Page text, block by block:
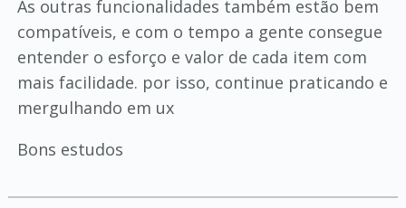
As outras funcionalidades também estão bem
compatíveis, e com o tempo a gente consegue
entender o esforço e valor de cada item com
mais facilidade. por isso, continue praticando e
mergulhando em ux
Bons estudos